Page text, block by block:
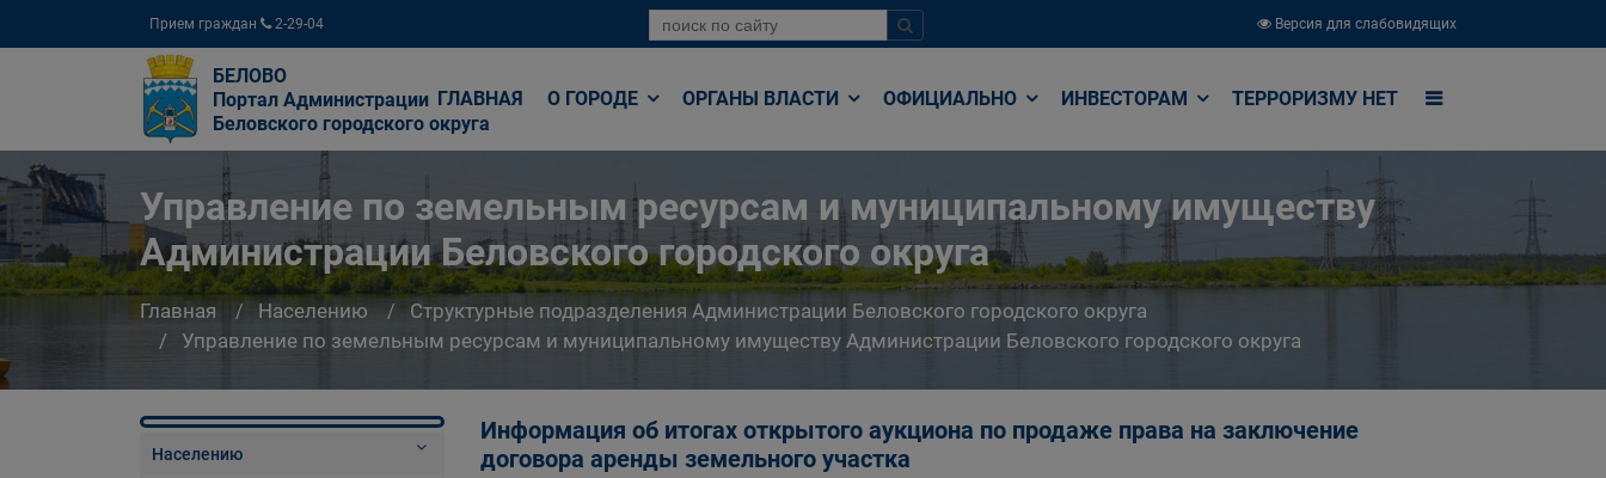
Прием граждан 2-29-04 Версия для слабовидящих
БЕЛОВО
Портал Администрации
Беловского городского округа
ГЛАВНАЯ О ГОРОДЕ ОРГАНЫ ВЛАСТИ ОФИЦИАЛЬНО ИНВЕСТОРАМ ТЕРРОРИЗМУ НЕТ
Управление по земельным ресурсам и муниципальному имуществу
Администрации Беловского городского округа
Главная Населению
Структурные подразделения Администрации Беловского городского округа
Управление по земельным ресурсам и муниципальному имуществу Администрации Беловского городского округа
Населению
Информация об итогах открытого аукциона по продаже права на заключение
договора аренды земельного участка